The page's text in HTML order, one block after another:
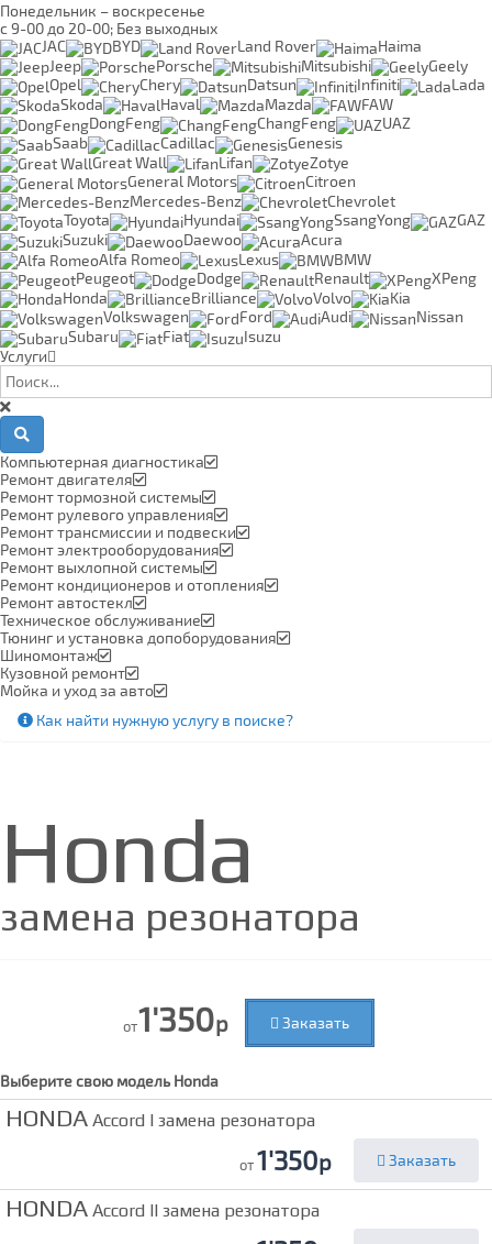
Понедельник – воскресенье
с 9-00 до 20-00; Без выходных
JAC
BYD Land Rover
Haima
Jeep
Porsche Mitsubishi
Geely
Opel
Chery Datsun Infiniti
Lada
Skoda
Haval Mazda
FAW
DongFeng
ChangFeng
UAZ
Saab
Cadillac
Genesis
Great Wall
Lifan
Zotye
General Motors
Citroen
Mercedes-Benz
Chevrolet
Toyota
Hyundai SsangYong
GAZ
Suzuki
Daewoo
Acura
Alfa Romeo
Lexus
BMW
Peugeot
Dodge Renault
XPeng
Honda
Brilliance Volvo
Kia
Volkswagen
Ford Audi
Nissan
Subaru
Fiat
Isuzu
Услуги
Компьютерная диагностика
Ремонт двигателя
Ремонт тормозной системы
Ремонт рулевого управления
Ремонт трансмиссии и подвески
Ремонт электрооборудования
Ремонт выхлопной системы
Ремонт кондиционеров и отопления
Ремонт автостекл
Техническое обслуживание
Тюнинг и установка допоборудования
Шиномонтаж
Кузовной ремонт
Мойка и уход за авто
Как найти нужную услугу в поиске?
Honda
замена резонатора
от1'350р Заказать
Выберите свою модельHonda
HONDA Accord I замена резонатора
от1'350р Заказать
HONDA Accord II замена резонатора